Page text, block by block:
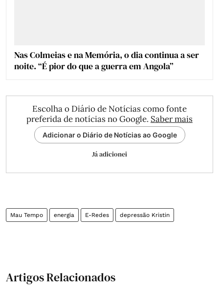
Nas Colmeias e na Memória, o dia continua a ser
noite. “É pior do que a guerra em Angola”
Escolha o Diário de Notícias como fonte
preferida de notícias no Google. Saber mais
Adicionar o Diário de Notícias ao Google
Já adicionei
Mau Tempo energia E-Redes depressão Kristin
Artigos Relacionados